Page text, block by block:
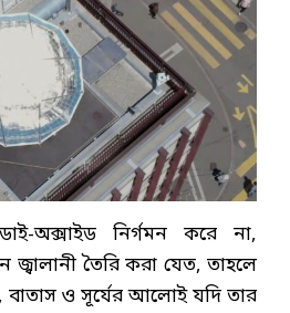
অক্সাইড নির্গমন করে না,
জ্বালানী তৈরি করা যেত, তাহলে
ও সূর্যের আলোই যদি তার